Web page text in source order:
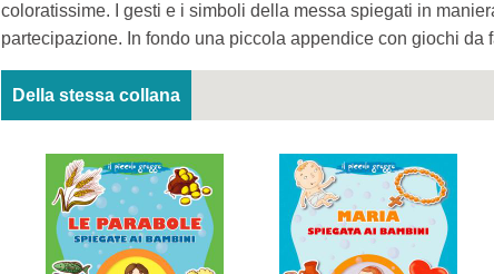
coloratissime. I gesti e i simboli della messa spiegati in
partecipazione. In fondo una piccola appendice con giochi da
Della stessa collana